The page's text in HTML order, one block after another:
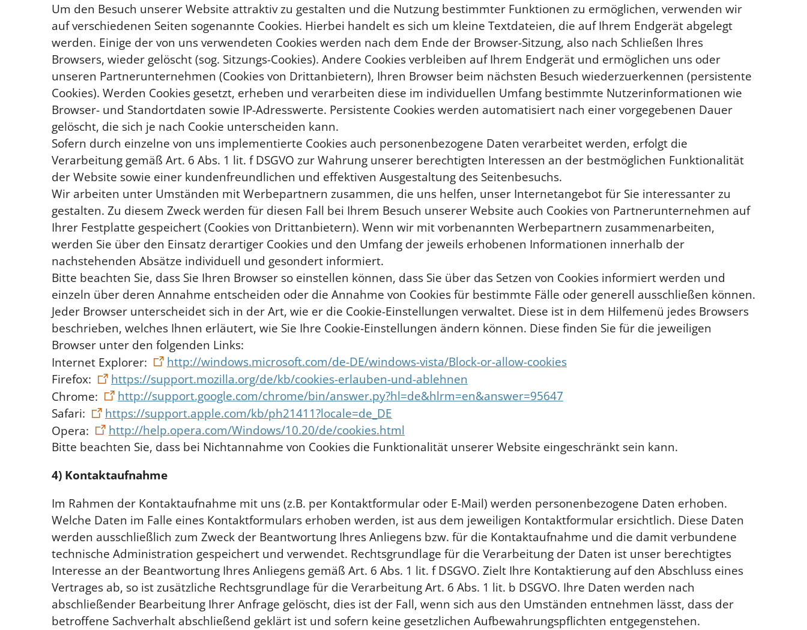
Um den Besuch unserer Website attraktiv zu gestalten und die Nutzung bestimmter Funktionen zu ermöglichen, verwenden wir
auf verschiedenen Seiten sogenannte Cookies. Hierbei handelt es sich um kleine Textdateien, die auf Ihrem Endgerät abgelegt
werden. Einige der von uns verwendeten Cookies werden nach dem Ende der Browser-Sitzung, also nach Schließen Ihres
Browsers, wieder gelöscht (sog. Sitzungs-Cookies). Andere Cookies verbleiben auf Ihrem Endgerät und ermöglichen uns oder
unseren Partnerunternehmen (Cookies von Drittanbietern), Ihren Browser beim nächsten Besuch wiederzuerkennen (persistente
Cookies). Werden Cookies gesetzt, erheben und verarbeiten diese im individuellen Umfang bestimmte Nutzerinformationen wie
Browser- und Standortdaten sowie IP-Adresswerte. Persistente Cookies werden automatisiert nach einer vorgegebenen Dauer
gelöscht, die sich je nach Cookie unterscheiden kann.
Sofern durch einzelne von uns implementierte Cookies auch personenbezogene Daten verarbeitet werden, erfolgt die
Verarbeitung gemäß Art. 6 Abs. 1 lit. f DSGVO zur Wahrung unserer berechtigten Interessen an der bestmöglichen Funktionalität
der Website sowie einer kundenfreundlichen und effektiven Ausgestaltung des Seitenbesuchs.
Wir arbeiten unter Umständen mit Werbepartnern zusammen, die uns helfen, unser Internetangebot für Sie interessanter zu
gestalten. Zu diesem Zweck werden für diesen Fall bei Ihrem Besuch unserer Website auch Cookies von Partnerunternehmen auf
Ihrer Festplatte gespeichert (Cookies von Drittanbietern). Wenn wir mit vorbenannten Werbepartnern zusammenarbeiten,
werden Sie über den Einsatz derartiger Cookies und den Umfang der jeweils erhobenen Informationen innerhalb der
nachstehenden Absätze individuell und gesondert informiert.
Bitte beachten Sie, dass Sie Ihren Browser so einstellen können, dass Sie über das Setzen von Cookies informiert werden und
einzeln über deren Annahme entscheiden oder die Annahme von Cookies für bestimmte Fälle oder generell ausschließen können.
Jeder Browser unterscheidet sich in der Art, wie er die Cookie-Einstellungen verwaltet. Diese ist in dem Hilfemenü jedes Browsers
beschrieben, welches Ihnen erläutert, wie Sie Ihre Cookie-Einstellungen ändern können. Diese finden Sie für die jeweiligen
Browser unter den folgenden Links:
Internet Explorer:
http://windows.microsoft.com/de-DE/windows-vista/Block-or-allow-cookies
Firefox:
https://support.mozilla.org/de/kb/cookies-erlauben-und-ablehnen
Chrome:
http://support.google.com/chrome/bin/answer.py?hl=de&hlrm=en&answer=95647
Safari:
https://support.apple.com/kb/ph21411?locale=de_DE
Opera:
http://help.opera.com/Windows/10.20/de/cookies.html
Bitte beachten Sie, dass bei Nichtannahme von Cookies die Funktionalität unserer Website eingeschränkt sein kann.
4) Kontaktaufnahme
Im Rahmen der Kontaktaufnahme mit uns (z.B. per Kontaktformular oder E-Mail) werden personenbezogene Daten erhoben.
Welche Daten im Falle eines Kontaktformulars erhoben werden, ist aus dem jeweiligen Kontaktformular ersichtlich. Diese Daten
werden ausschließlich zum Zweck der Beantwortung Ihres Anliegens bzw. für die Kontaktaufnahme und die damit verbundene
technische Administration gespeichert und verwendet. Rechtsgrundlage für die Verarbeitung der Daten ist unser berechtigtes
Interesse an der Beantwortung Ihres Anliegens gemäß Art. 6 Abs. 1 lit. f DSGVO. Zielt Ihre Kontaktierung auf den Abschluss eines
Vertrages ab, so ist zusätzliche Rechtsgrundlage für die Verarbeitung Art. 6 Abs. 1 lit. b DSGVO. Ihre Daten werden nach
abschließender Bearbeitung Ihrer Anfrage gelöscht, dies ist der Fall, wenn sich aus den Umständen entnehmen lässt, dass der
betroffene Sachverhalt abschließend geklärt ist und sofern keine gesetzlichen Aufbewahrungspflichten entgegenstehen.